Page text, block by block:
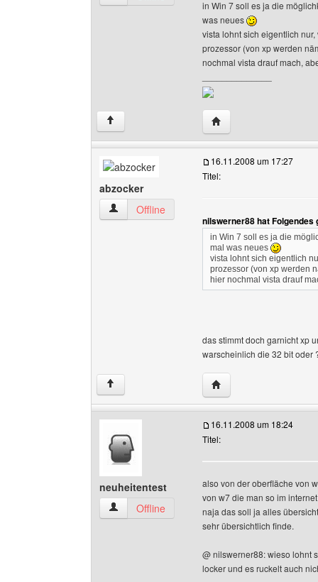
in Win 7 soll es ja die
was neues
vista lohnt sich eigentlich
prozessor (von xp werden
nochmal vista drauf mach,
↑ Website dieses
abzocker
abzocker Benutzer-Profile anzeigen
Offline
16.11.2008 um 17:27
Titel:
nilswerner88 hat Folgendes
in Win 7 soll es ja die
mal was neues
vista lohnt sich eigentlich
prozessor (von xp werden
hier nochmal vista drauf
das stimmt doch garnicht xp
warscheinlich die 32 bit oder
↑ Website dieses
neuheitentest
neuheitentest Benutzer-Profile anzeigen
Offline
16.11.2008 um 18:24
Titel:
also von der oberfläche von
von w7 die man so im
naja das soll ja alles
sehr übersichtlich finde.
@ nilswerner88: wieso lohnt
locker und es ruckelt auch